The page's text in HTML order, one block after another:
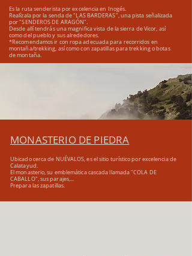
Es la ruta senderista por excelenciaen Inogés.
Realízala por la senda de "LAS BARDERAS", una pista señalizada
por "SENDEROS DE ARAGÓN".
Desde allí tendrás una magnifica vista de la sierra de Vicor, así
como del pueblo y sus alrededores.
*Recomendamos ir con ropa adecuada para recorridos en
montaña/trekking, así como con zapatillas para trekking o botas
de montaña.
MONASTERIO DE PIEDRA
Ubicado cerca de NUÉVALOS, es el sitio turístico por excelencia de
Calatayud.
El monasterio, su emblemática cascada llamada "COLA DE
CABALLO", sus parajes,...
Prepara las zapatillas.